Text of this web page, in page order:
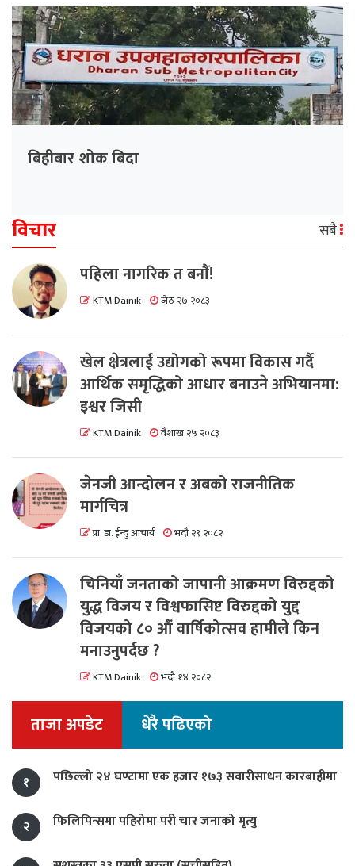
बिहीबार शोक बिदा
विचार सबै
पहिला नागरिक त बनाैं!
KTM Dainik जेठ २७ २०८३
खेल क्षेत्रलाई उद्योगको रूपमा विकास गर्दै
आर्थिक समृद्धिको आधार बनाउने अभियानमा:
इश्वर जिसी
KTM Dainik वैशाख २५ २०८३
जेनजी आन्दोलन र अबको राजनीतिक
मार्गचित्र
प्रा. डा. ईन्दु आचार्य भदौ २९ २०८२
चिनियाँ जनताको जापानी आक्रमण विरुद्दको
युद्ध विजय र विश्वफासिष्ट विरुद्दको युद्द
विजयको ८० औं वार्षिकोत्सव हामीले किन
मनाउनुपर्दछ ?
KTM Dainik भदौ १४ २०८२
ताजा अपडेट धेरै पढिएको
१ पछिल्लो २४ घण्टामा एक हजार १७३ सवारीसाधन कारबाहीमा
२ फिलिपिन्समा पहिरोमा परी चार जनाको मृत्यु